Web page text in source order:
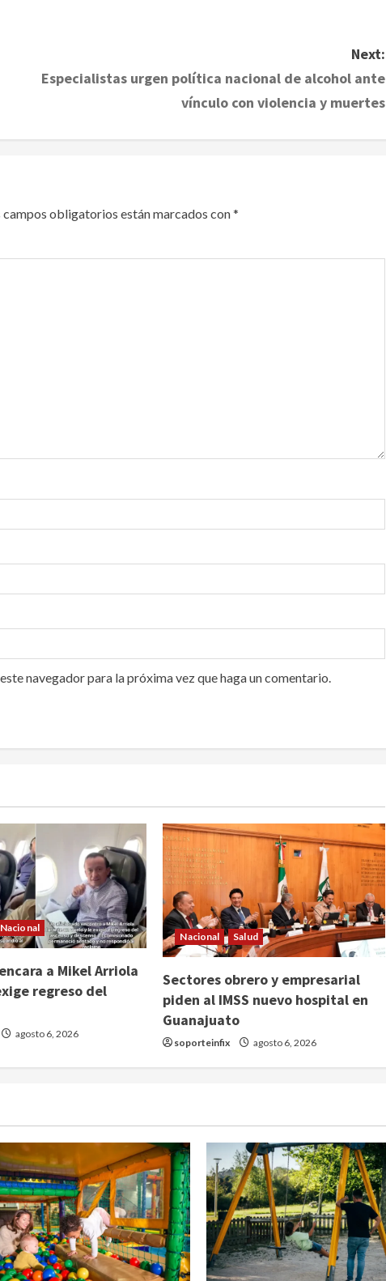
Next:
Especialistas urgen política nacional de alcohol ante
vínculo con violencia y muertes
campos obligatorios están marcados con*
navegador para la próxima vez que haga un comentario.
Nacional
a Mikel Arriola
regreso del
agosto 6, 2026
Nacional Salud
Sectores obrero y empresarial
piden al IMSS nuevo hospital en
Guanajuato
soporteinfix agosto 6, 2026